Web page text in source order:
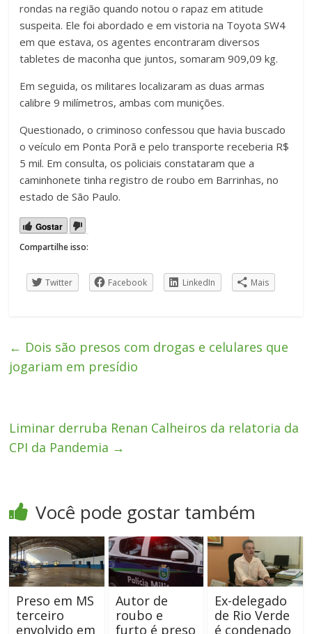
rondas na região quando notou o rapaz em atitude
suspeita. Ele foi abordado e em vistoria na Toyota SW4
em que estava, os agentes encontraram diversos
tabletes de maconha que juntos, somaram 909,09 kg.
Em seguida, os militares localizaram as duas armas
calibre 9 milímetros, ambas com munições.
Questionado, o criminoso confessou que havia buscado
o veículo em Ponta Porã e pelo transporte receberia R$
5 mil. Em consulta, os policiais constataram que a
caminhonete tinha registro de roubo em Barrinhas, no
estado de São Paulo.
Gostar
Compartilhe isso:
Twitter Facebook LinkedIn Mais
← Dois são presos com drogas e celulares que
jogariam em presídio
Liminar derruba Renan Calheiros da relatoria da
CPI da Pandemia →
Você pode gostar também
Preso em MS
terceiro
envolvido em
Autor de
roubo e
furto é preso
Ex-delegado
de Rio Verde
é condenado